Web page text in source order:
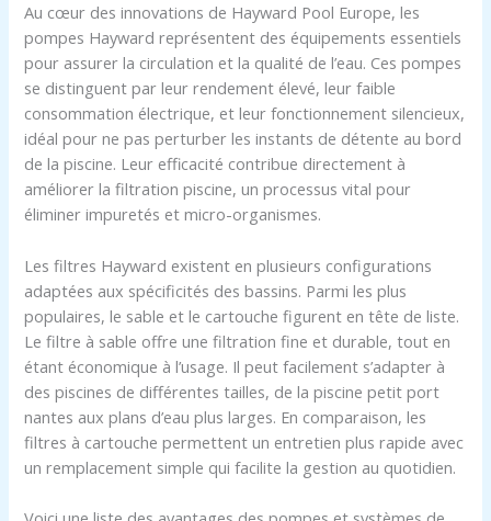
Au cœur des innovations de Hayward Pool Europe, les
pompes Hayward représentent des équipements essentiels
pour assurer la circulation et la qualité de l’eau. Ces pompes
se distinguent par leur rendement élevé, leur faible
consommation électrique, et leur fonctionnement silencieux,
idéal pour ne pas perturber les instants de détente au bord
de la piscine. Leur efficacité contribue directement à
améliorer la filtration piscine, un processus vital pour
éliminer impuretés et micro-organismes.
Les filtres Hayward existent en plusieurs configurations
adaptées aux spécificités des bassins. Parmi les plus
populaires, le sable et le cartouche figurent en tête de liste.
Le filtre à sable offre une filtration fine et durable, tout en
étant économique à l’usage. Il peut facilement s’adapter à
des piscines de différentes tailles, de la piscine petit port
nantes aux plans d’eau plus larges. En comparaison, les
filtres à cartouche permettent un entretien plus rapide avec
un remplacement simple qui facilite la gestion au quotidien.